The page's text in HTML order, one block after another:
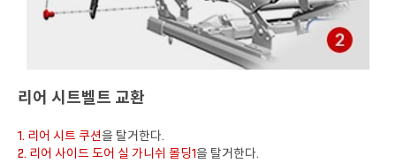
리어 시트벨트 교환
1. 리어 시트 쿠션을 탈거한다.
2. 리어 사이드 도어 실 가니쉬 몰딩1을 탈거한다.